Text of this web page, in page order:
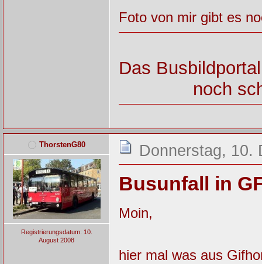
Foto von mir gibt es
Das
noch
ThorstenG80
Registrierungsdatum: 10.
August 2008
Donnerstag, 10.
Busunfall in
Moin,
hier mal was aus